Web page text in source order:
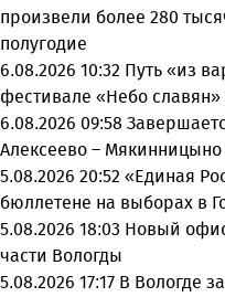
произвели более 280
полугодие
6.08.2026 10:32 Путь «из
фестивале «Небо славян»
6.08.2026 09:58
Алексеево –
5.08.2026 20:52 «Единая
бюллетене на выборах в
5.08.2026 18:03 Новый
части Вологды
5.08.2026 17:17 В Вологде